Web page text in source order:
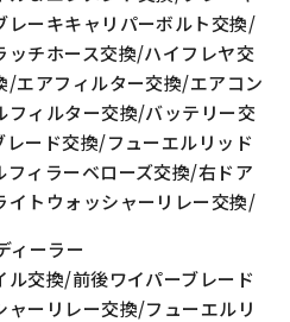
レーキキャリパーボルト交換/
チホース交換/ハイフレヤ交
/エアフィルター交換/エアコン
フィルター交換/バッテリー交
ード交換/フューエルリッド
ィラーベローズ交換/右ドア
イトウォッシャーリレー交換/
ーラー
交換/前後ワイパーブレード
ーリレー交換/フューエルリ